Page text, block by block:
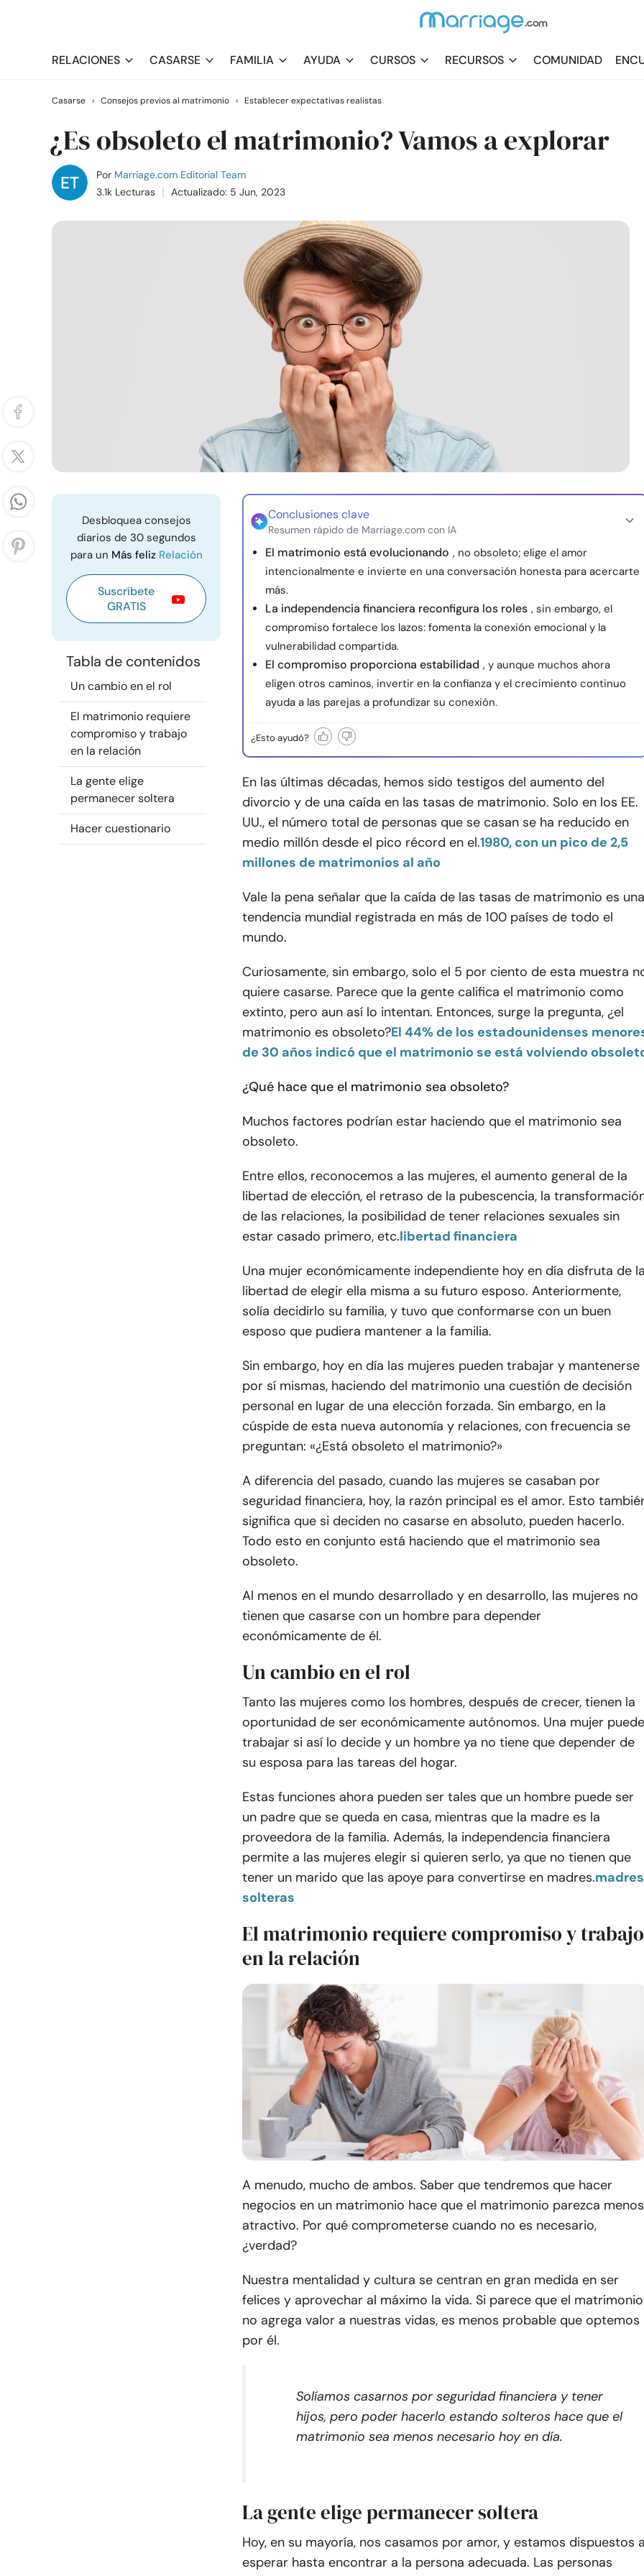
RELACIONES CASARSE FAMILIA AYUDA CURSOS RECURSOS COMUNIDAD
Casarse › Consejos previos al matrimonio › Establecer expectativas realistas
¿Es obsoleto el matrimonio? Vamos a explorar
Por Marriage.com Editorial Team
3.1k Lecturas
Actualizado: 5 Jun, 2023
Desbloquea consejos
diarios de 30 segundos
para un Más feliz Relación
Suscríbete
GRATIS
Tabla de contenidos
Un cambio en el rol
El matrimonio requiere
compromiso y trabajo
en la relación
La gente elige
permanecer soltera
Hacer cuestionario
Conclusiones clave
Resumen rápido de Marriage.com con IA
El matrimonio está evolucionando , no obsoleto; elige el amor
intencionalmente e invierte en una conversación honesta para acercarte
más.
La independencia financiera reconfigura los roles , sin embargo, el
compromiso fortalece los lazos: fomenta la conexión emocional y la
vulnerabilidad compartida.
El compromiso proporciona estabilidad , y aunque muchos ahora
eligen otros caminos, invertir en la confianza y el crecimiento continuo
ayuda a las parejas a profundizar su conexión.
¿Esto ayudó?
En las últimas décadas, hemos sido testigos del aumento del
divorcio y de una caída en las tasas de matrimonio. Solo en los EE.
UU., el número total de personas que se casan se ha reducido en
medio millón desde el pico récord en el.1980, con un pico de 2,5
millones de matrimonios al año
Vale la pena señalar que la caída de las tasas de matrimonio es una
tendencia mundial registrada en más de 100 países de todo el
mundo.
Curiosamente, sin embargo, solo el 5 por ciento de esta muestra
quiere casarse. Parece que la gente califica el matrimonio como
extinto, pero aun así lo intentan. Entonces, surge la pregunta, ¿el
matrimonio es obsoleto?El 44% de los estadounidenses
de 30 años indicó que el matrimonio se está volviendo
¿Qué hace que el matrimonio sea obsoleto?
Muchos factores podrían estar haciendo que el matrimonio sea
obsoleto.
Entre ellos, reconocemos a las mujeres, el aumento general de la
libertad de elección, el retraso de la pubescencia, la
de las relaciones, la posibilidad de tener relaciones sexuales sin
estar casado primero, etc.libertad financiera
Una mujer económicamente independiente hoy en día disfruta de
libertad de elegir ella misma a su futuro esposo. Anteriormente,
solía decidirlo su familia, y tuvo que conformarse con un buen
esposo que pudiera mantener a la familia.
Sin embargo, hoy en día las mujeres pueden trabajar y mantenerse
por sí mismas, haciendo del matrimonio una cuestión de decisión
personal en lugar de una elección forzada. Sin embargo, en la
cúspide de esta nueva autonomía y relaciones, con frecuencia se
preguntan: «¿Está obsoleto el matrimonio?»
A diferencia del pasado, cuando las mujeres se casaban por
seguridad financiera, hoy, la razón principal es el amor. Esto
significa que si deciden no casarse en absoluto, pueden hacerlo.
Todo esto en conjunto está haciendo que el matrimonio sea
obsoleto.
Al menos en el mundo desarrollado y en desarrollo, las mujeres no
tienen que casarse con un hombre para depender
económicamente de él.
Un cambio en el rol
Tanto las mujeres como los hombres, después de crecer, tienen la
oportunidad de ser económicamente autónomos. Una mujer puede
trabajar si así lo decide y un hombre ya no tiene que depender de
su esposa para las tareas del hogar.
Estas funciones ahora pueden ser tales que un hombre puede ser
un padre que se queda en casa, mientras que la madre es la
proveedora de la familia. Además, la independencia financiera
permite a las mujeres elegir si quieren serlo, ya que no tienen que
tener un marido que las apoye para convertirse en madres.madres
solteras
El matrimonio requiere compromiso y trabajo
en la relación
A menudo, mucho de ambos. Saber que tendremos que hacer
negocios en un matrimonio hace que el matrimonio parezca menos
atractivo. Por qué comprometerse cuando no es necesario,
¿verdad?
Nuestra mentalidad y cultura se centran en gran medida en ser
felices y aprovechar al máximo la vida. Si parece que el matrimonio
no agrega valor a nuestras vidas, es menos probable que optemos
por él.
Solíamos casarnos por seguridad financiera y tener
hijos, pero poder hacerlo estando solteros hace que el
matrimonio sea menos necesario hoy en día.
La gente elige permanecer soltera
Hoy, en su mayoría, nos casamos por amor, y estamos dispuestos
esperar hasta encontrar a la persona adecuada. Las personas